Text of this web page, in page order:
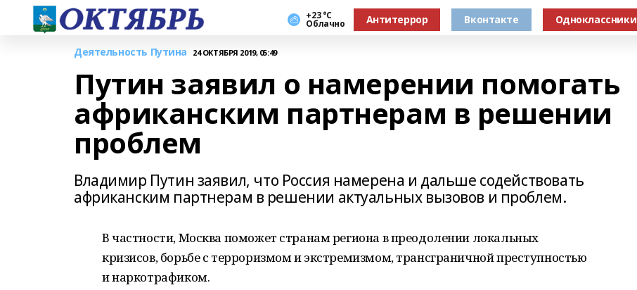
+23 °С
Облачно Антитеррор Вконтакте Одноклассники
Деятельность Путина 24 ОКТЯБРЯ 2019, 05:49
Путин заявил о намерении помогать
африканским партнерам в решении
проблем
Владимир Путин заявил, что Россия намерена и дальше содействовать
африканским партнерам в решении актуальных вызовов и проблем.
В частности, Москва поможет странам региона в преодолении локальных
кризисов, борьбе с терроризмом и экстремизмом, трансграничной преступностью
и наркотрафиком.